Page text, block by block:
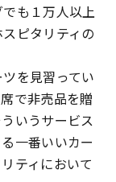
も１万人以上
ピタリティの
を見習ってい
で非売品を贈
いうサービス
一番いいカー
ティにおいて